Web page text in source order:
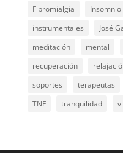
Fibromialgia
Insomnio
instrumentales
José
meditación
mental
recuperación
soportes
terapeutas
TNF
tranquilidad